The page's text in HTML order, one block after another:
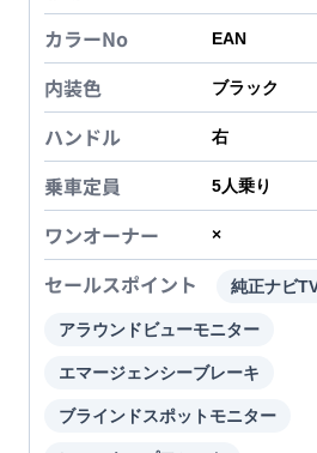
カラーNo EAN
内装色 ブラック
ハンドル 右
乗車定員 5人乗り
ワンオーナー ×
セールスポイント 純正ナビ
アラウンドビューモニター
エマージェンシーブレーキ
ブラインドスポットモニター